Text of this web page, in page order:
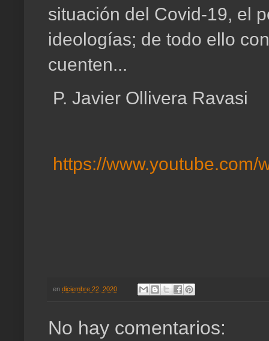
situación del Covid-19, el
ideologías; de todo ello
cuenten...
P. Javier Ollivera Ravasi
https://www.youtube.com/
en diciembre 22, 2020
No hay comentarios: